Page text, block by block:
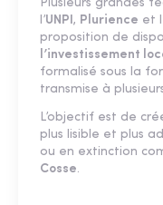
Plusieurs grandes
l’UNPI, Plurience et
proposition de
l’investissement
formalisé sous la
transmise à
L’objectif est de
plus lisible et plus
ou en extinction
Cosse.